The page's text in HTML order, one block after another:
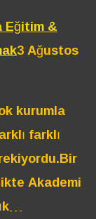
Eğitim &
3 Ağustos
kurumla
farklı
Akademi